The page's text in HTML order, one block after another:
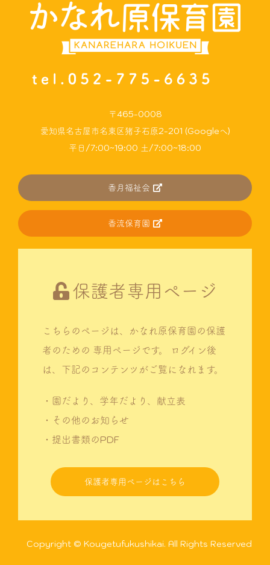
〒465-0008
愛知県名古屋市名東区猪子石原2-201 (Googleへ)
平日/7:00~19:00 土/7:00~18:00
香月福祉会
香流保育園
保護者専用ページ
こちらのページは、かなれ原保育園の保護
者のための 専用ページです。
ログイン後
は、下記のコンテンツがご覧になれます。
・園だより、学年だより、献立表
・その他のお知らせ
・提出書類のPDF
保護者専用ページはこちら
Copyright © Kougetufukushikai. All Rights Reserved